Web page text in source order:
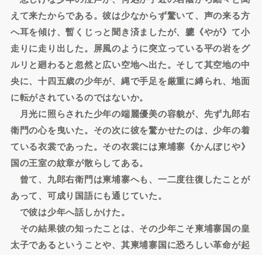
えて来たからである。彼は少なからず驚いて、声の来る方
へ耳を傾け、暫くじっと聞き済ましたが、軈《やが》て小
走りに走り出した。屏風のように突立っている平の岩をグ
ルリと廻わると忽然と広い空地へ出た。そして其空地の中
央に、十四五歳の少年が、縄で手足を厳重に縛られ、地面
に転がされているのではないか。
月光に照らされた少年の端麗優美の容貌が、先ず九郎右
衛門の心を曳いた。その次に彼を驚かせたのは、少年の着
ている衣裳であった。その衣裳には柬埔寨《かんぼじや》
国の王室の紋章が散らしてある。
曾て、九郎右衛門は柬埔寨へも、一二度往復したことが
あって、可成り国語にも通じていた。
で彼は少年へ話しかけた。
その結果彼の知ったことは、その少年こそ柬埔寨国の皇
太子であるということや、其柬埔寨国に恐ろしい革命が起